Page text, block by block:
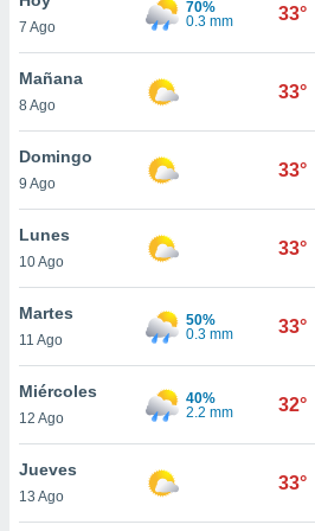
en
más
nuestra
de
cookies
aceptar
7 Ago
70%
0.3 mm
33°
Mañana
8 Ago
33°
Domingo
9 Ago
33°
Lunes
10 Ago
33°
Martes
11 Ago
50%
0.3 mm
33°
Miércoles
12 Ago
40%
2.2 mm
32°
Jueves
13 Ago
33°